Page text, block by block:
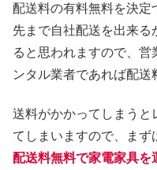
配送料の有料無料を決定
先まで自社配送を出来る
ると思われますので、
ンタル業者であれば配送
送料がかかってしまうと
てしまいますので、まず
配送料無料で家電家具を